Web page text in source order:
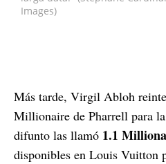
Images)
Más tarde, Virgil Abloh
Millionaire de Pharrell para
difunto las llamó 1.1
disponibles en Louis Vuitton